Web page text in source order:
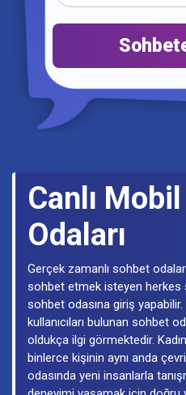
Türkiye'nin tüm il ve
kullanıcıların bulunduğu
odalarına hemen bağlanıp,
seviyeli chat yapabilirsin.
seviyeden ödün vermeden,
sohbetler tamamen
“Sohbete Başla” sekmesine